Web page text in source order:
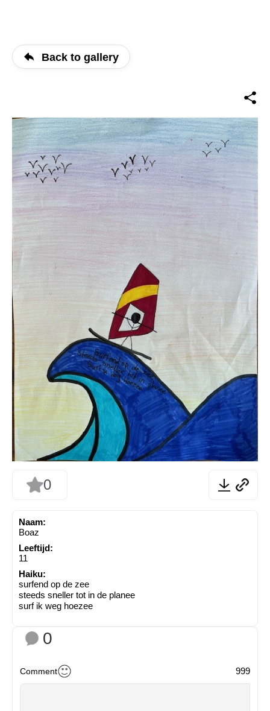
Back to gallery
0
Naam:
Boaz
Leeftijd:
11
Haiku:
surfend op de zee
steeds sneller tot in de planee
surf ik weg hoezee
0
Comment 999